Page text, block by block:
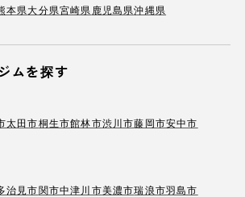
本県大分県宮崎県 鹿児島県沖縄県
ムを探す
太田市桐生市館林市渋川市藤岡市安中市
治見市関市中津川市美濃市瑞浪市羽島市